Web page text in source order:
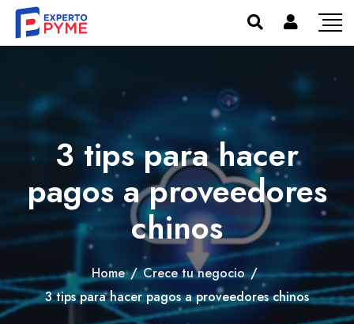
3 tips para hacer
pagos a proveedores
chinos
Home / Crece tu negocio /
3 tips para hacer pagos a proveedores chinos